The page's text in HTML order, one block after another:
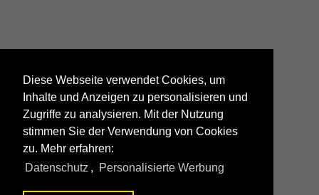
Diese Webseite verwendet Cookies, um
Inhalte und Anzeigen zu personalisieren und
Zugriffe zu analysieren. Mit der Nutzung
stimmen Sie der Verwendung von Cookies
zu. Mehr erfahren:
Datenschutz , Personalisierte Werbung